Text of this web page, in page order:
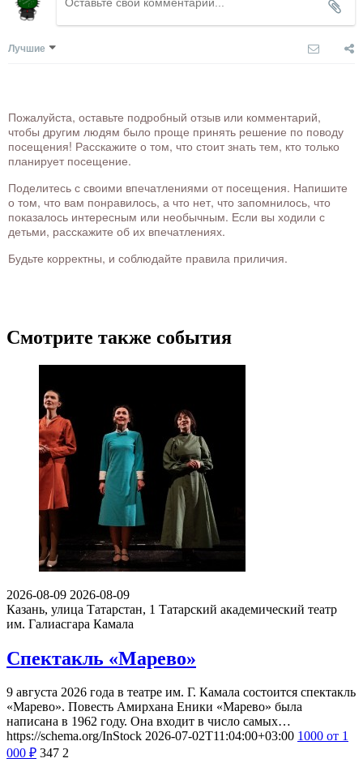
Лучшие
Пожалуйста, оставьте подробный отзыв или комментарий,
чтобы другим людям было проще принять решение по поводу
посещения! Расскажите о том, что стоит знать тем, кто только
планирует посещение.
Поделитесь с своими впечатлениями от посещения. Напишите
о том, что вам понравилось, а что нет, что запомнилось, что
показалось интересным или необычным. Если вы ходили с
детьми, расскажите об их впечатлениях.
Будьте корректны, и соблюдайте правила приличия.
Смотрите также события
2026-08-09 2026-08-09
Казань, улица Татарстан, 1 Татарский академический театр
им. Галиасгара Камала
Спектакль «Марево»
9 августа 2026 года в театре им. Г. Камала состоится спектакль
«Марево». Повесть Амирхана Еники «Марево» была
написана в 1962 году. Она входит в число самых…
https://schema.org/InStock 2026-07-02T11:04:00+03:00 1000 от 1
000 ₽ 347 2